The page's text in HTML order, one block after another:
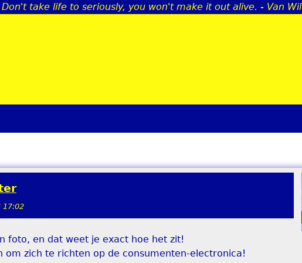
Jump to navigation
Don't take life to seriously, you won't make it out alive. - Van
17:02
foto, en dat weet je exact hoe het zit!
om zich te richten op de consumenten-electronica!